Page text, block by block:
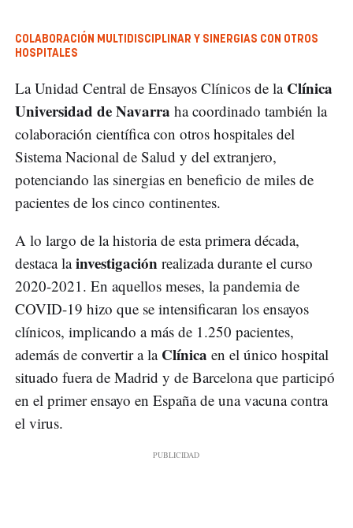
COLABORACIÓN MULTIDISCIPLINAR Y SINERGIAS CON OTROS
HOSPITALES
La Unidad Central de Ensayos Clínicos de la Clínica
Universidad de Navarra ha coordinado también la
colaboración científica con otros hospitales del
Sistema Nacional de Salud y del extranjero,
potenciando las sinergias en beneficio de miles de
pacientes de los cinco continentes.
A lo largo de la historia de esta primera década,
destaca lainvestigación realizada durante el curso
2020-2021. En aquellos meses, la pandemia de
COVID-19 hizo que se intensificaran los ensayos
clínicos, implicando a más de 1.250 pacientes,
además de convertir a la Clínica en el único hospital
situado fuera de Madrid y de Barcelona que participó
en el primer ensayo en España de una vacuna contra
el virus.